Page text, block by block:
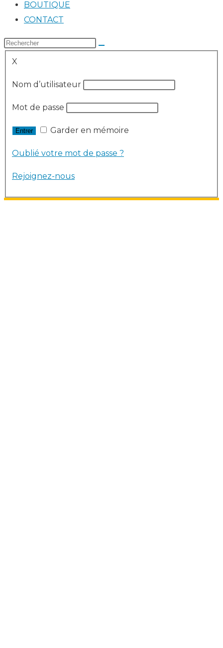
BOUTIQUE
CONTACT
X
Nom d’utilisateur
Mot de passe
Garder en mémoire
Oublié votre mot de passe ?
Rejoignez-nous